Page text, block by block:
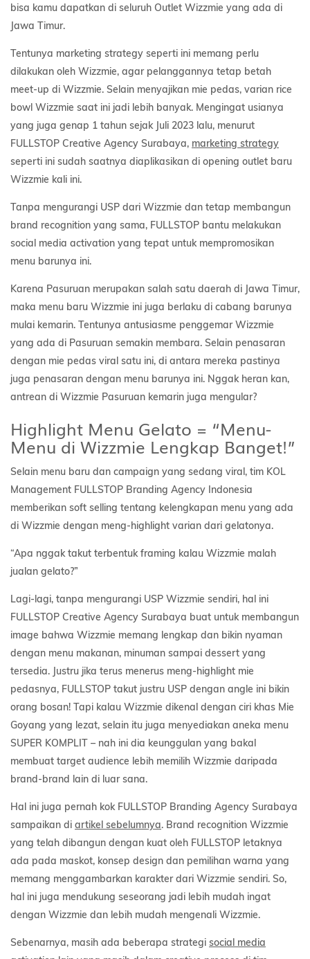
bisa kamu dapatkan di seluruh Outlet Wizzmie yang ada di
Jawa Timur.
Tentunya marketing strategy seperti ini memang perlu
dilakukan oleh Wizzmie, agar pelanggannya tetap betah
meet-up di Wizzmie. Selain menyajikan mie pedas, varian rice
bowl Wizzmie saat ini jadi lebih banyak. Mengingat usianya
yang juga genap 1 tahun sejak Juli 2023 lalu, menurut
FULLSTOP Creative Agency Surabaya, marketing strategy
seperti ini sudah saatnya diaplikasikan di opening outlet baru
Wizzmie kali ini.
Tanpa mengurangi USP dari Wizzmie dan tetap membangun
brand recognition yang sama, FULLSTOP bantu melakukan
social media activation yang tepat untuk mempromosikan
menu barunya ini.
Karena Pasuruan merupakan salah satu daerah di Jawa Timur,
maka menu baru Wizzmie ini juga berlaku di cabang barunya
mulai kemarin. Tentunya antusiasme penggemar Wizzmie
yang ada di Pasuruan semakin membara. Selain penasaran
dengan mie pedas viral satu ini, di antara mereka pastinya
juga penasaran dengan menu barunya ini. Nggak heran kan,
antrean di Wizzmie Pasuruan kemarin juga mengular?
Highlight Menu Gelato = “Menu-
Menu di Wizzmie Lengkap Banget!”
Selain menu baru dan campaign yang sedang viral, tim KOL
Management FULLSTOP Branding Agency Indonesia
memberikan soft selling tentang kelengkapan menu yang ada
di Wizzmie dengan meng-highlight varian dari gelatonya.
“Apa nggak takut terbentuk framing kalau Wizzmie malah
jualan gelato?”
Lagi-lagi, tanpa mengurangi USP Wizzmie sendiri, hal ini
FULLSTOP Creative Agency Surabaya buat untuk membangun
image bahwa Wizzmie memang lengkap dan bikin nyaman
dengan menu makanan, minuman sampai dessert yang
tersedia. Justru jika terus menerus meng-highlight mie
pedasnya, FULLSTOP takut justru USP dengan angle ini bikin
orang bosan! Tapi kalau Wizzmie dikenal dengan ciri khas Mie
Goyang yang lezat, selain itu juga menyediakan aneka menu
SUPER KOMPLIT – nah ini dia keunggulan yang bakal
membuat target audience lebih memilih Wizzmie daripada
brand-brand lain di luar sana.
Hal ini juga pernah kok FULLSTOP Branding Agency Surabaya
sampaikan di artikel sebelumnya. Brand recognition Wizzmie
yang telah dibangun dengan kuat oleh FULLSTOP letaknya
ada pada maskot, konsep design dan pemilihan warna yang
memang menggambarkan karakter dari Wizzmie sendiri. So,
hal ini juga mendukung seseorang jadi lebih mudah ingat
dengan Wizzmie dan lebih mudah mengenali Wizzmie.
Sebenarnya, masih ada beberapa strategi social media